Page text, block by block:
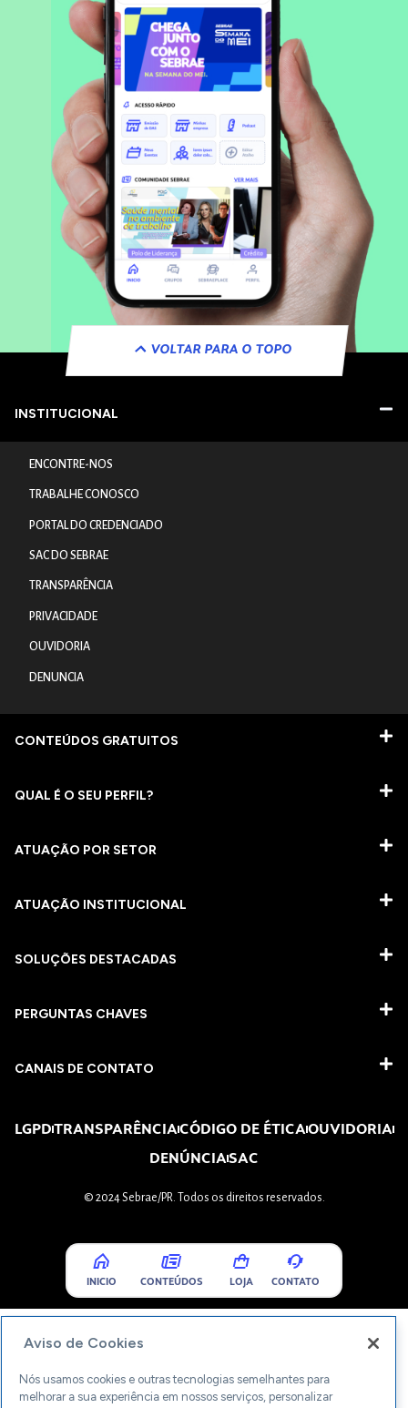
VOLTAR PARA O TOPO
INSTITUCIONAL
ENCONTRE-NOS
TRABALHE CONOSCO
PORTAL DO CREDENCIADO
SAC DO SEBRAE
TRANSPARÊNCIA
PRIVACIDADE
OUVIDORIA
DENUNCIA
CONTEÚDOS GRATUITOS
QUAL É O SEU PERFIL?
ATUAÇÃO POR SETOR
ATUAÇÃO INSTITUCIONAL
SOLUÇÕES DESTACADAS
PERGUNTAS CHAVES​
CANAIS DE CONTATO
LGPDTRANSPARÊNCIACÓDIGO DE ÉTICAOUVIDORIA
DENÚNCIASAC
© 2024 Sebrae/PR. Todos os direitos reservados.
INICIO CONTEÚDOS LOJA CONTATO
Aviso de Cookies
Nós usamos cookies e outras tecnologias semelhantes para
melhorar a sua experiência em nossos serviços, personalizar